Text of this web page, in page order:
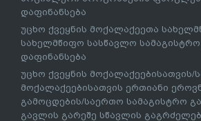
დაფინანსება
უცხო ქვეყნის მოქალაქეეთა
სახელმწიფო სასწავლო
დაფინანსება
უცხო ქვეყნის
მოქალაქეებისათვის ერთიანი
გამოცდების/საერთო სამაგისტრო
გავლის გარეშე სწავლის